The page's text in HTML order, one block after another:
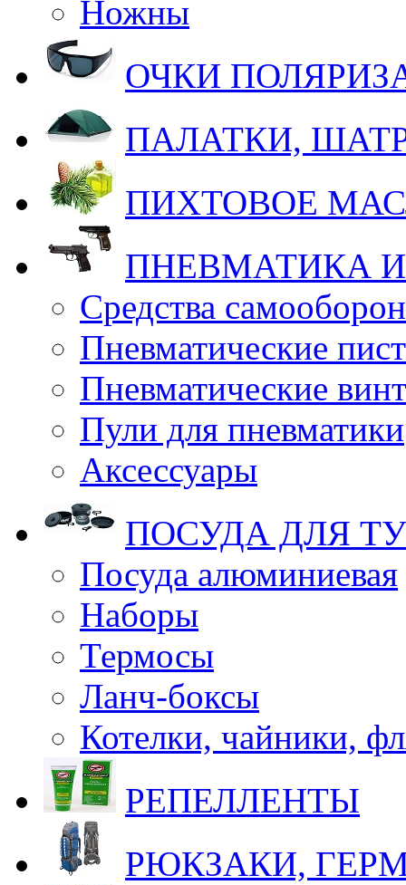
Ножны
ОЧКИ
ПАЛАТКИ,
ПИХТОВОЕ
ПНЕВМАТИКА
Средства
Пневматические
Пневматические
Пули для пневматики
Аксессуары
ПОСУДА ДЛЯ
Посуда алюминиевая
Наборы
Термосы
Ланч-боксы
Котелки, чайники,
РЕПЕЛЛЕНТЫ
РЮКЗАКИ,